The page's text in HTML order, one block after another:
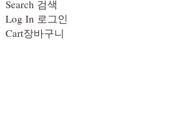
Search 검색
Log In 로그인
Cart장바구니